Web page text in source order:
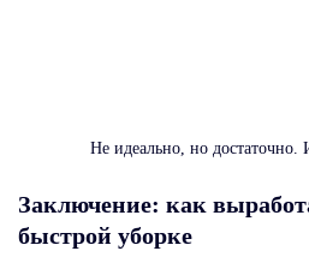
Не идеально, но достаточно.
Заключение: как
быстрой уборке